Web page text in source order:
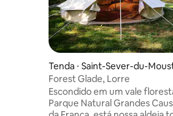
Tenda ⋅ Saint-Sever-du-
Forest Glade, Lorre
Escondido em um vale
Parque Natural Grandes